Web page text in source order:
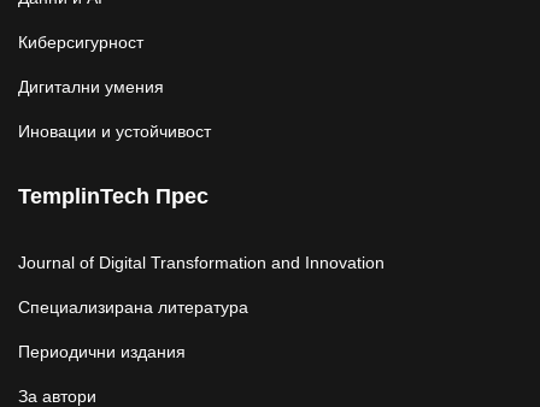
Киберсигурност
Дигитални умения
Иновации и устойчивост
TemplinTech Прес
Journal of Digital Transformation and Innovation
Специализирана литература
Периодични издания
За автори